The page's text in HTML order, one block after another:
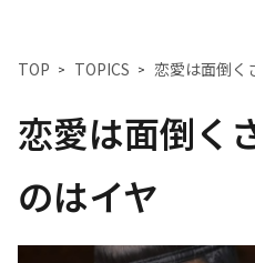
TOP TOPICS 恋愛は面倒く
恋愛は面倒く
のはイヤ